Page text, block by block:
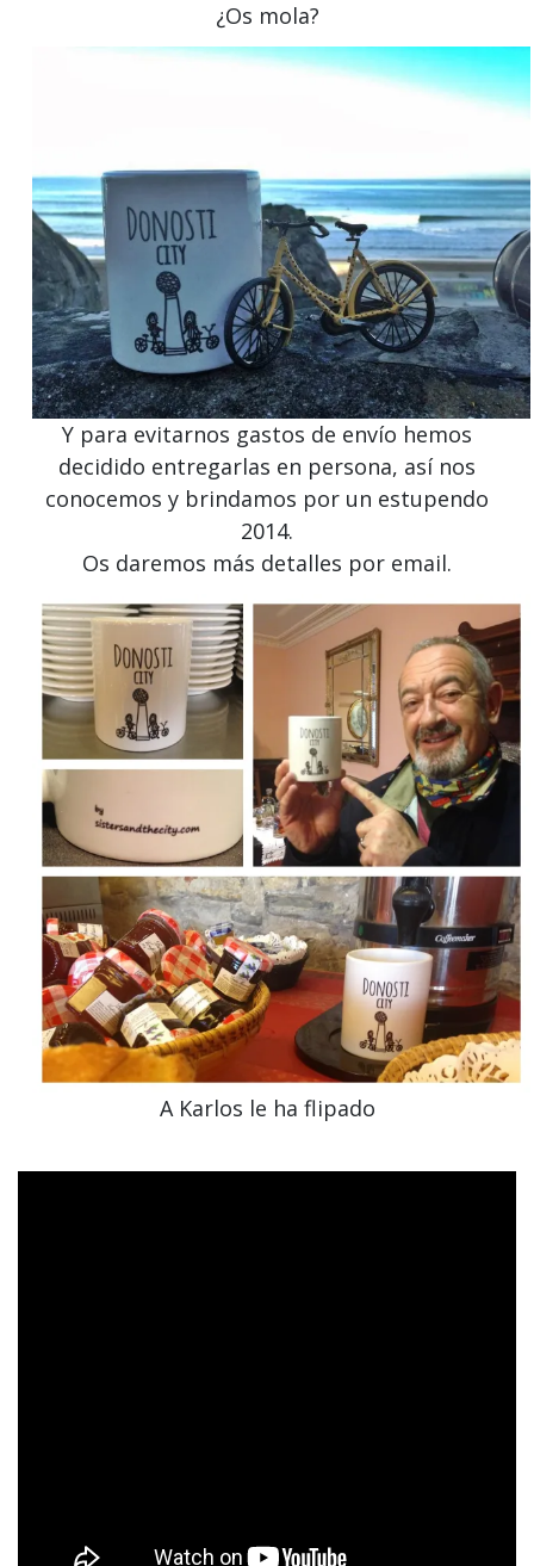
¿Os mola?
Y para evitarnos gastos de envío hemos
decidido entregarlas en persona, así nos
conocemos y brindamos por un estupendo
2014.
Os daremos más detalles por email.
A Karlos le ha flipado